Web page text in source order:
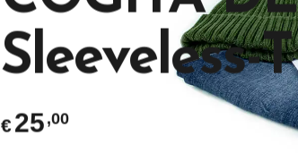
Sleeveless-T
€ 25,00